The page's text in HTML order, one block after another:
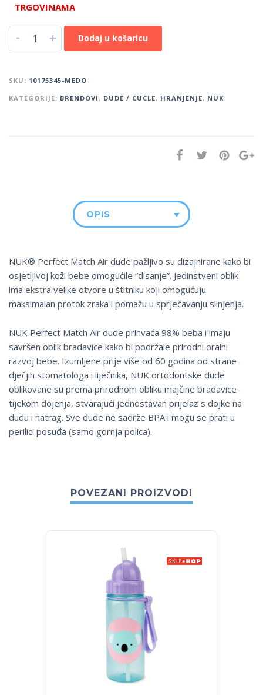
TRGOVINAMA
- + Dodaj u košaricu
SKU: 10175345-MEDO
KATEGORIJE: BRENDOVI, DUDE / CUCLE, HRANJENJE, NUK
OPIS
NUK® Perfect Match Air dude pažljivo su dizajnirane kako bi
osjetljivoj koži bebe omogućile “disanje”. Jedinstveni oblik
ima ekstra velike otvore u štitniku koji omogućuju
maksimalan protok zraka i pomažu u sprječavanju slinjenja.
NUK Perfect Match Air dude prihvaća 98% beba i imaju
savršen oblik bradavice kako bi podržale prirodni oralni
razvoj bebe. Izumljene prije više od 60 godina od strane
dječjih stomatologa i liječnika, NUK ortodontske dude
oblikovane su prema prirodnom obliku majčine bradavice
tijekom dojenja, stvarajući jednostavan prijelaz s dojke na
dudu i natrag. Sve dude ne sadrže BPA i mogu se prati u
perilici posuđa (samo gornja polica).
POVEZANI PROIZVODI